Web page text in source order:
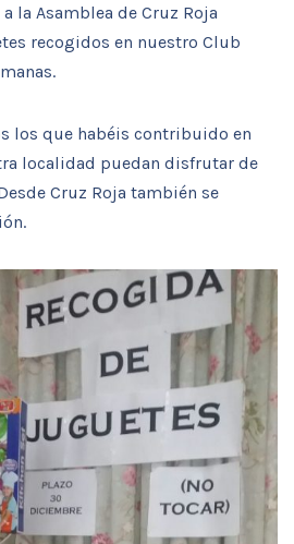
la Asamblea de Cruz Roja
recogidos en nuestro Club
los que habéis contribuido en
localidad puedan disfrutar de
Cruz Roja también se